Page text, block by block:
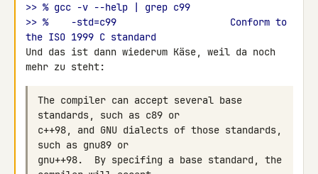
>> % gcc -v --help | grep c99
>> %    -std=c99                    Conform to
the ISO 1999 C standard
Und das ist dann wiederum Käse, weil da noch
mehr zu steht:
The compiler can accept several base
c++98, and GNU dialects of those standards,
gnu++98.  By specifing a base standard, the